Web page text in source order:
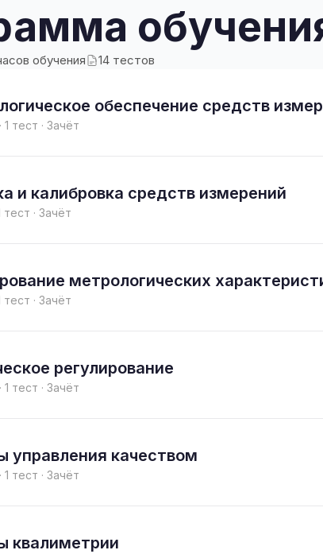
обучения 14 тестов
обеспечение средств
1 тест · Зачёт
и калибровка средств измерений
тест · Зачёт
метрологических
тест · Зачёт
регулирование
1 тест · Зачёт
управления качеством
1 тест · Зачёт
квалиметрии